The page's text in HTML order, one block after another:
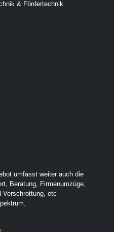
& Fördertechnik
umfasst weiter auch die
Beratung, Firmenumzüge,
Verschrottung, etc